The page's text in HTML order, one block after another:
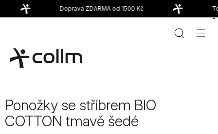
Doprava ZDARMA od 1500 Kč
Ponožky se stříbrem BIO
COTTON tmavě šedé